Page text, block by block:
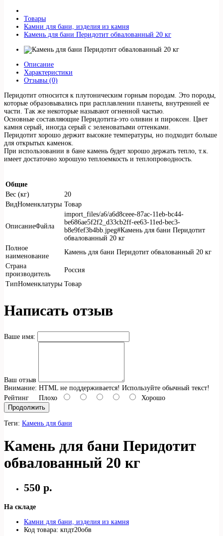
Товары
Камни для бани, изделия из камня
Камень для бани Перидотит обвалованный 20 кг
Описание
Характеристики
Отзывы (0)
Перидотит относится к плутоническим горным породам. Это породы,
которые образовывались при расплавлении планеты, внутренней ее
части. Так же некоторые называют огненной частью.
Основные составляющие Перидотита-это оливин и пироксен. Цвет
камня серый, иногда серый с зеленоватыми оттенками.
Перидотит хорошо держит высокие температуры, но подходит больше
для открытых каменок.
При использовании в бане камень будет хорошо держать тепло, т.к.
имеет достаточно хорошую теплоемкость и теплопроводность.
Общие
Вес (кг)
20
ВидНоменклатуры Товар
ОписаниеФайла
import_files/a6/a6d8ceee-87ac-11eb-bc44-
be686ae5f2f2_d33cb2ff-ee63-11ed-bec3-
b8e9fef3b4bb.jpeg#Камень для бани Перидотит
обвалованный 20 кг
Полное
наименование
Камень для бани Перидотит обвалованный 20 кг
Страна
производитель
Россия
ТипНоменклатуры Товар
Написать отзыв
Ваше имя:
Ваш отзыв
Внимание: HTML не поддерживается! Используйте обычный текст!
Рейтинг Плохо
Хорошо
Продолжить
Теги: Камень для бани
Камень для бани Перидотит
обвалованный 20 кг
550 р.
На складе
Камни для бани, изделия из камня
Код товара: кпдт20обв